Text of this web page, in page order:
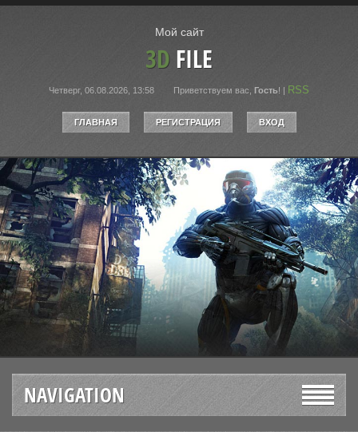
Мой сайт
3D FILE
Четверг, 06.08.2026, 13:58 Приветствуем вас Гость! | RSS
ГЛАВНАЯ РЕГИСТРАЦИЯ ВХОД
NAVIGATION